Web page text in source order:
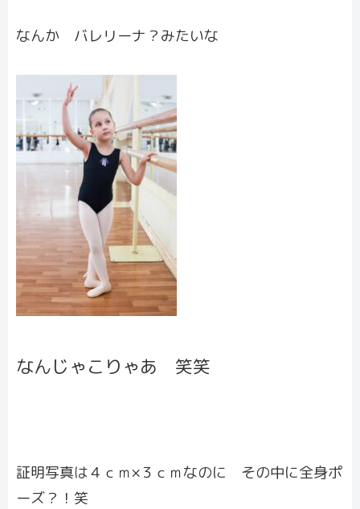
なんか バレリーナ？みたいな
なんじゃこりゃあ 笑笑
証明写真は４ｃｍ×３ｃｍなのに その中に全身ポ
ーズ？！笑